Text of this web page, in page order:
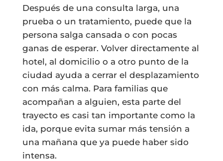
Después de una consulta larga, una
prueba o un tratamiento, puede que la
persona salga cansada o con pocas
ganas de esperar. Volver directamente al
hotel, al domicilio o a otro punto de la
ciudad ayuda a cerrar el desplazamiento
con más calma. Para familias que
acompañan a alguien, esta parte del
trayecto es casi tan importante como la
ida, porque evita sumar más tensión a
una mañana que ya puede haber sido
intensa.